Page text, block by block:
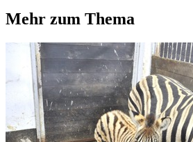
Mehr zum Thema